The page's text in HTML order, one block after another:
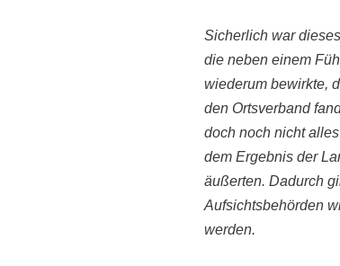
Sicherlich war dieses
die neben einem
wiederum bewirkte,
den Ortsverband
doch noch nicht
dem Ergebnis der
äußerten. Dadurch
Aufsichtsbehörden
werden.